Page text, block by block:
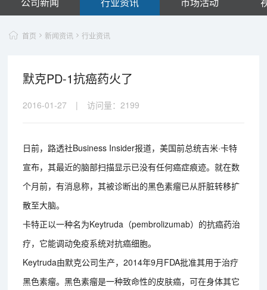
首页 新闻资讯 行业资讯
默克PD-1抗癌药火了
2016-01-27 | 访问量： 2199
日前，路透社Business Insider报道，美国前总统吉米·卡特
宣布，其最近的脑部扫描显示已没有任何癌症痕迹。就在数
个月前，有消息称，其被诊断出的黑色素瘤已从肝脏转移扩
散至大脑。
卡特正以一种名为Keytruda（pembrolizumab）的抗癌药治
疗，它能调动免疫系统对抗癌细胞。
Keytruda由默克公司生产，2014年9月FDA批准其用于治疗
黑色素瘤。黑色素瘤是一种致命性的皮肤癌，可在身体其它